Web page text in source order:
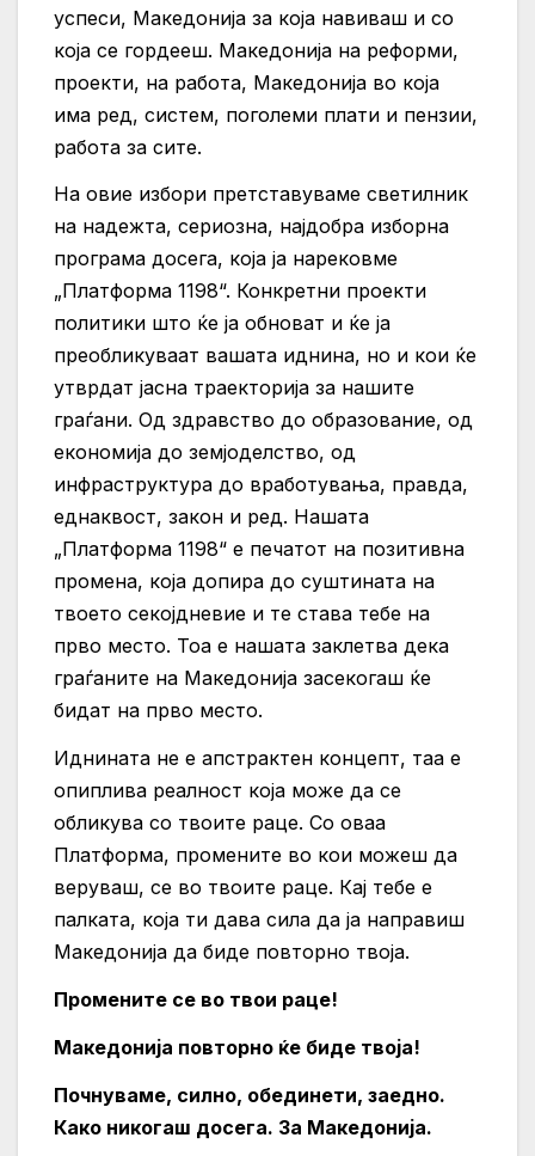
успеси, Македонија за која навиваш и со
која се гордееш. Македонија на реформи,
проекти, на работа, Македонија во која
има ред, систем, поголеми плати и пензии,
работа за сите.
На овие избори претставуваме светилник
на надежта, сериозна, најдобра изборна
програма досега, која ја нарековме
„Платформа 1198“. Конкретни проекти
политики што ќе ја обноват и ќе ја
преобликуваат вашата иднина, но и кои ќе
утврдат јасна траекторија за нашите
граѓани. Од здравство до образование, од
економија до земјоделство, од
инфраструктура до вработувања, правда,
еднаквост, закон и ред. Нашата
„Платформа 1198“ е печатот на позитивна
промена, која допира до суштината на
твоето секојдневие и те става тебе на
прво место. Тоа е нашата заклетва дека
граѓаните на Македонија засекогаш ќе
бидат на прво место.
Иднината не е апстрактен концепт, таа е
опиплива реалност која може да се
обликува со твоите раце. Со оваа
Платформа, промените во кои можеш да
веруваш, се во твоите раце. Кај тебе е
палката, која ти дава сила да ја направиш
Македонија да биде повторно твоја.
Промените се во твои раце!
Македонија повторно ќе биде твоја!
Почнуваме, силно, обединети, заедно.
Како никогаш досега. За Македонија.